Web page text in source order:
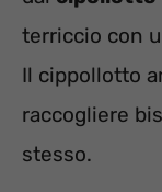
terriccio con
Il cippollotto
raccogliere
stesso.